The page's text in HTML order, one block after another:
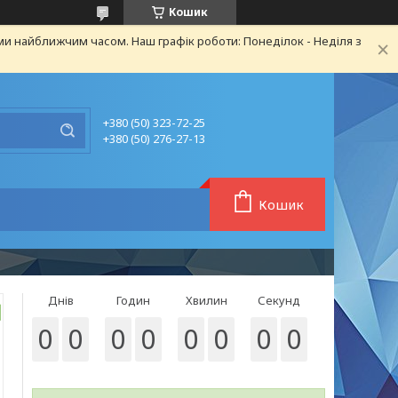
Кошик
найближчим часом. Наш графік роботи: Понеділок - Неділя з
+380 (50) 323-72-25
+380 (50) 276-27-13
Кошик
Днів
0 0
Годин
0 0
Хвилин
0 0
Секунд
0 0